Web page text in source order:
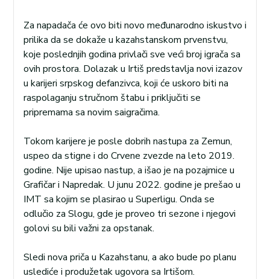
Za napadača će ovo biti novo međunarodno iskustvo i
prilika da se dokaže u kazahstanskom prvenstvu,
koje poslednjih godina privlači sve veći broj igrača sa
ovih prostora. Dolazak u Irtiš predstavlja novi izazov
u karijeri srpskog defanzivca, koji će uskoro biti na
raspolaganju stručnom štabu i priključiti se
pripremama sa novim saigračima.
Tokom karijere je posle dobrih nastupa za Zemun,
uspeo da stigne i do Crvene zvezde na leto 2019.
godine. Nije upisao nastup, a išao je na pozajmice u
Grafičar i Napredak. U junu 2022. godine je prešao u
IMT sa kojim se plasirao u Superligu. Onda se
odlučio za Slogu, gde je proveo tri sezone i njegovi
golovi su bili važni za opstanak.
Sledi nova priča u Kazahstanu, a ako bude po planu
uslediće i produžetak ugovora sa Irtišom.